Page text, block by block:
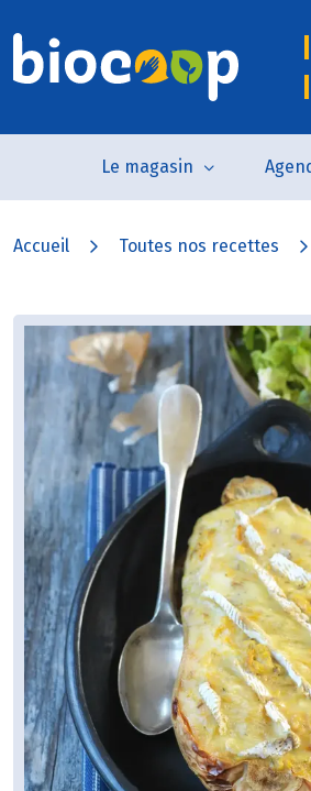
Le magasin
Accueil Toutes nos recettes